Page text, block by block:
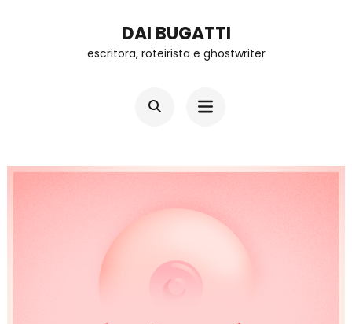
DAI BUGATTI
escritora, roteirista e ghostwriter